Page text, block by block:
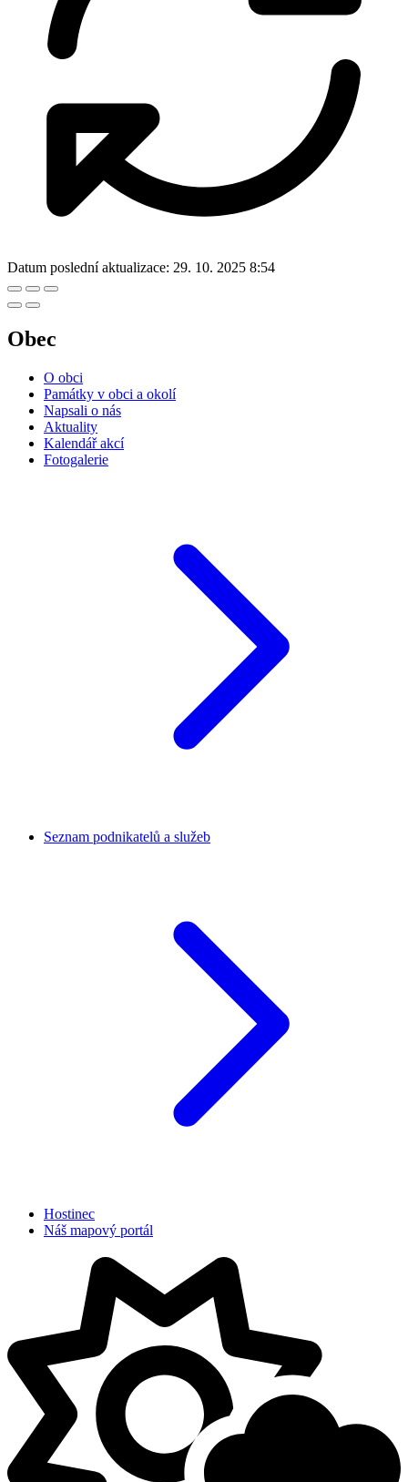
Datum poslední aktualizace: 29. 10. 2025 8:54
Obec
O obci
Památky v obci a okolí
Napsali o nás
Aktuality
Kalendář akcí
Fotogalerie
Seznam podnikatelů a služeb
Hostinec
Náš mapový portál